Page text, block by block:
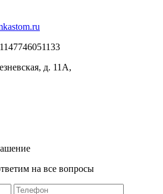
д. 11А,
на все вопросы